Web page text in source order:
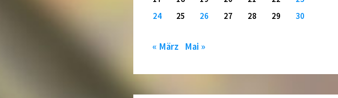
24
25 26 27 28 29 30
« März Mai »